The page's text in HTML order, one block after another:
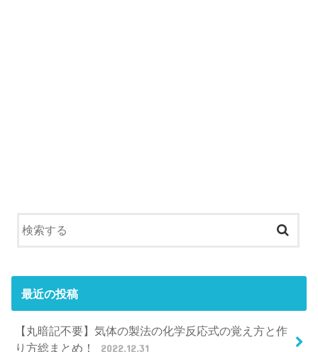
最近の投稿
【丸暗記不要】気体の製法の化学反応式の覚え方と作
り方総まとめ！
2022.12.31